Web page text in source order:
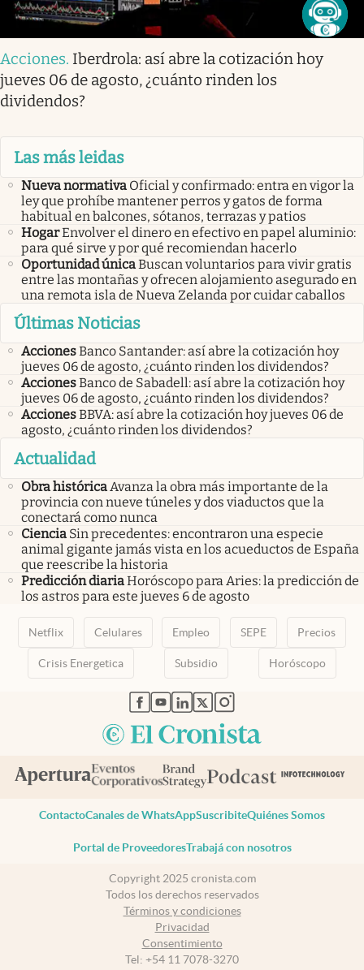
Acciones. Iberdrola: así abre la cotización hoy
jueves 06 de agosto, ¿cuánto rinden los
dividendos?
Las más leidas
Nueva normativa Oficial y confirmado: entra en vigor la
ley que prohíbe mantener perros y gatos de forma
habitual en balcones, sótanos, terrazas y patios
HogarEnvolver el dinero en efectivo en papel aluminio:
para qué sirve y por qué recomiendan hacerlo
Oportunidad únicaBuscan voluntarios para vivir gratis
entre las montañas y ofrecen alojamiento asegurado en
una remota isla de Nueva Zelanda por cuidar caballos
Últimas Noticias
AccionesBanco Santander: así abre la cotización hoy
jueves 06 de agosto, ¿cuánto rinden los dividendos?
AccionesBanco de Sabadell: así abre la cotización hoy
jueves 06 de agosto, ¿cuánto rinden los dividendos?
AccionesBBVA: así abre la cotización hoy jueves 06 de
agosto, ¿cuánto rinden los dividendos?
Actualidad
Obra históricaAvanza la obra más importante de la
provincia con nueve túneles y dos viaductos que la
conectará como nunca
Ciencia Sin precedentes: encontraron una especie
animal gigante jamás vista en los acueductos de España
que reescribe la historia
Predicción diariaHoróscopo para Aries: la predicción de
los astros para este jueves 6 de agosto
Netflix Celulares Empleo SEPE Precios
Crisis Energetica Subsidio Horóscopo
abre en nueva pestaña
abre en nueva pestaña
abre en nueva pestaña
abre en nueva pestaña
abre en nueva pestaña
ContactoCanales de WhatsAppSuscribiteQuiénes Somos
Portal de ProveedoresTrabajá con nosotros
Copyright 2025 cronista.com
Todos los derechos reservados
Términos y condiciones
Privacidad
Consentimiento
Tel: +54 11 7078-3270